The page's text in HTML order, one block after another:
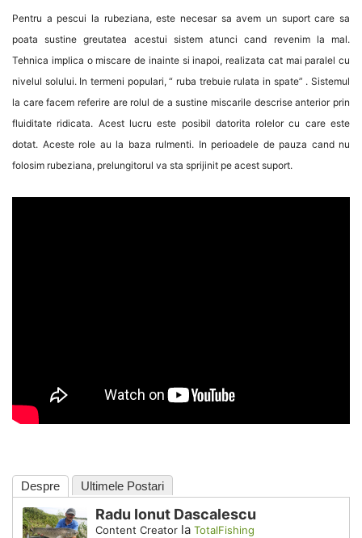
Pentru a pescui la rubeziana, este necesar sa avem un suport care sa
poata sustine greutatea acestui sistem atunci cand revenim la mal.
Tehnica implica o miscare de inainte si inapoi, realizata cat mai paralel cu
nivelul solului. In termeni populari, “ ruba trebuie rulata in spate” . Sistemul
la care facem referire are rolul de a sustine miscarile descrise anterior prin
fluiditate ridicata. Acest lucru este posibil datorita rolelor cu care este
dotat. Aceste role au la baza rulmenti. In perioadele de pauza cand nu
folosim rubeziana, prelungitorul va sta sprijinit pe acest suport.
Despre Ultimele Postari
Radu Ionut Dascalescu
Content Creator la TotalFishing